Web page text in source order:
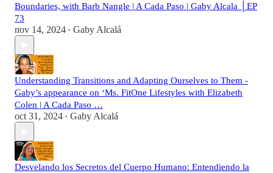
Boundaries, with Barb Nangle | A Cada Paso | Gaby Alcala │EP
73
nov 14, 2024 • Gaby Alcalá
Understanding Transitions and Adapting Ourselves to Them -
Gaby’s appearance on ‘Ms. FitOne Lifestyles with Elizabeth
Colen | A Cada Paso …
oct 31, 2024 • Gaby Alcalá
Desvelando los Secretos del Cuerpo Humano: Entendiendo la